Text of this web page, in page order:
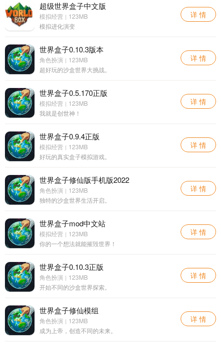
超级世界盒子中文版
模拟经营 | 123MB
模拟进化演变
详 情
世界盒子0.10.3版本
角色扮演 | 123MB
超好玩的沙盒世界大挑战。
详 情
世界盒子0.5.170正版
模拟经营 | 123MB
我就是创世神！
详 情
世界盒子0.9.4正版
模拟经营 | 123MB
好玩的真实盒子模拟游戏。
详 情
世界盒子修仙版手机版2022
角色扮演 | 123MB
独特的沙盒世界生活开启。
详 情
世界盒子mod中文站
模拟经营 | 123MB
你的一个想法就能摧毁世界！
详 情
世界盒子0.10.3正版
角色扮演 | 123MB
开始不同的沙盒世界探索。
详 情
世界盒子修仙模组
角色扮演 | 123MB
成为上帝，创造不同的未来。
详 情